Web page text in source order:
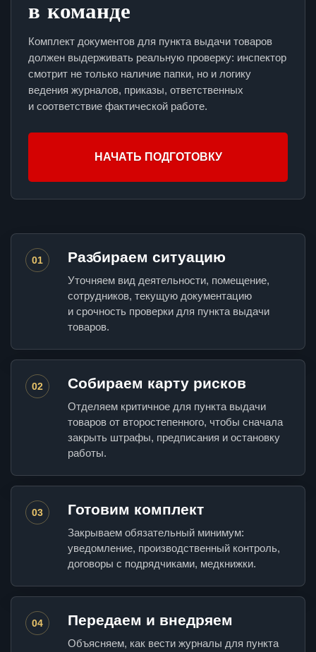
в команде
Комплект документов для пункта выдачи товаров
должен выдерживать реальную проверку: инспектор
смотрит не только наличие папки, но и логику
ведения журналов, приказы, ответственных
и соответствие фактической работе.
НАЧАТЬ ПОДГОТОВКУ
01 Разбираем ситуацию
Уточняем вид деятельности, помещение,
сотрудников, текущую документацию
и срочность проверки для пункта выдачи
товаров.
02 Собираем карту рисков
Отделяем критичное для пункта выдачи
товаров от второстепенного, чтобы сначала
закрыть штрафы, предписания и остановку
работы.
03 Готовим комплект
Закрываем обязательный минимум:
уведомление, производственный контроль,
договоры с подрядчиками, медкнижки.
04 Передаем и внедряем
Объясняем, как вести журналы для пункта